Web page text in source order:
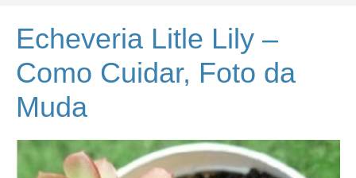
Echeveria Litle Lily –
Como Cuidar, Foto da
Muda